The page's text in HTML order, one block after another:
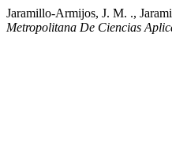
Jaramillo-Armijos, J. M. .,
Metropolitana De Ciencias